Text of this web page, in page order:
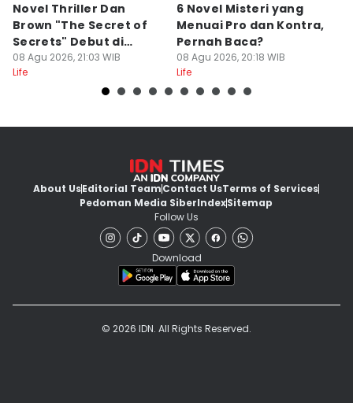
Novel Thriller Dan
Brown "The Secret of
Secrets" Debut di
Netflix
08 Agu 2026, 21:03 WIB
Life
6 Novel Misteri yang
Menuai Pro dan Kontra,
Pernah Baca?
08 Agu 2026, 20:18 WIB
Life
About UsEditorial TeamContact UsTerms of Services
Pedoman Media SiberIndexSitemap
Follow Us
Download
© 2026 IDN. All Rights Reserved.